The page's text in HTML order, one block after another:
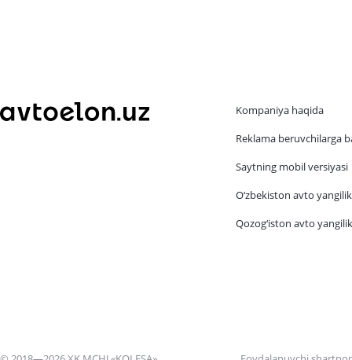
Kompaniya haqida
Reklama beruvchilarga
Saytning mobil versiyasi
O‘zbekiston avto
Qozog‘iston avto